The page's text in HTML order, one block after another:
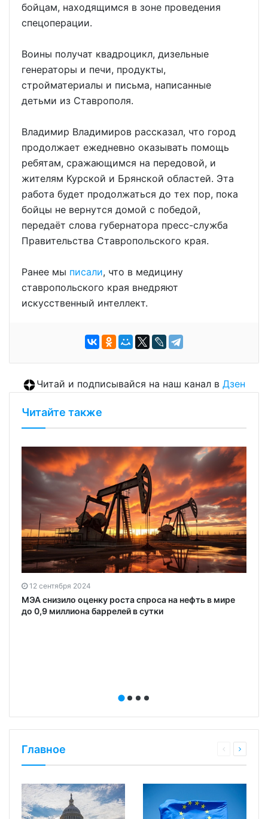
бойцам, находящимся в зоне проведения
спецоперации.
Воины получат квадроцикл, дизельные
генераторы и печи, продукты,
стройматериалы и письма, написанные
детьми из Ставрополя.
Владимир Владимиров рассказал, что город
продолжает ежедневно оказывать помощь
ребятам, сражающимся на передовой, и
жителям Курской и Брянской областей. Эта
работа будет продолжаться до тех пор, пока
бойцы не вернутся домой с победой,
передаёт слова губернатора пресс-служба
Правительства Ставропольского края.
Ранее мы писали, что в медицину
ставропольского края внедряют
искусственный интеллект.
Читай и подписывайся на наш канал в Дзен
Читайте также
12 сентября 2024
МЭА снизило оценку роста спроса на нефть в мире
до 0,9 миллиона баррелей в сутки
Главное